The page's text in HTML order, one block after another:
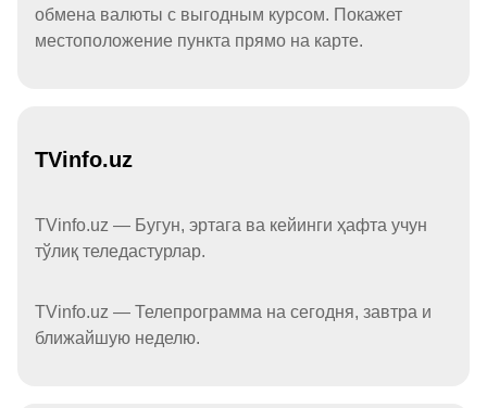
обмена валюты с выгодным курсом. Покажет
местоположение пункта прямо на карте.
TVinfo.uz
TVinfo.uz — Бугун, эртага ва кейинги ҳафта учун
тўлиқ теледастурлар.
TVinfo.uz — Телепрограмма на сегодня, завтра и
ближайшую неделю.